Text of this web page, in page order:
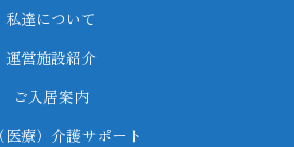
私達について
運営施設紹介
ご入居案内
医療）介護サポート